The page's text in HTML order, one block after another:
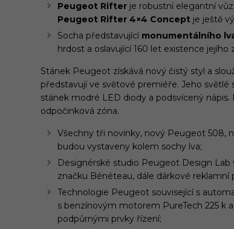
Peugeot Rifter je robustní elegantní
Peugeot Rifter 4×4 Concept je ještě
Socha představující monumentálního
hrdost a oslavující 160 let existence jejího
Stánek Peugeot získává nový čistý styl a
představují ve světové premiéře. Jeho
stánek modré LED diody a podsvícený
odpočinková zóna.
Všechny tři novinky, nový Peugeot 508,
budou vystaveny kolem sochy lva;
Designérské studio Peugeot Design
značku Bénéteau, dále dárkové
Technologie Peugeot související s
s benzínovým motorem PureTech 225 k
podpůrnými prvky řízení;